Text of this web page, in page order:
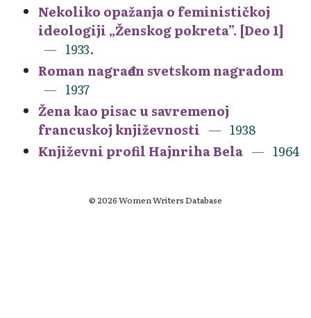
Nekoliko opažanja o feminističkoj
ideologiji „Ženskog pokreta”. [Deo 1]
1933.
Roman nagrađen svetskom nagradom
1937
Žena kao pisac u savremenoj
francuskoj književnosti
1938
Književni profil Hajnriha Bela
1964
© 2026 Women Writers Database